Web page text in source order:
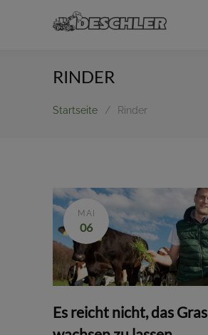
RINDER
Startseite / Rinder
MAI
06
Es reicht nicht, das Gras